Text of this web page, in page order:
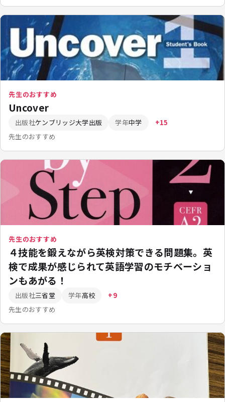
先生のおすすめ
Uncover
出版社ケンブリッジ大学出版 学年中学 +15
先生のおすすめ
先生のおすすめ
４技能を鍛えながら英検対策できる問題集。英
検で成果が感じられて英語学習のモチベーショ
ンもあがる！
出版社三省堂 学年高校 +9
先生のおすすめ